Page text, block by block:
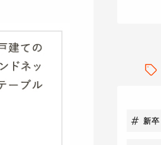
新卒